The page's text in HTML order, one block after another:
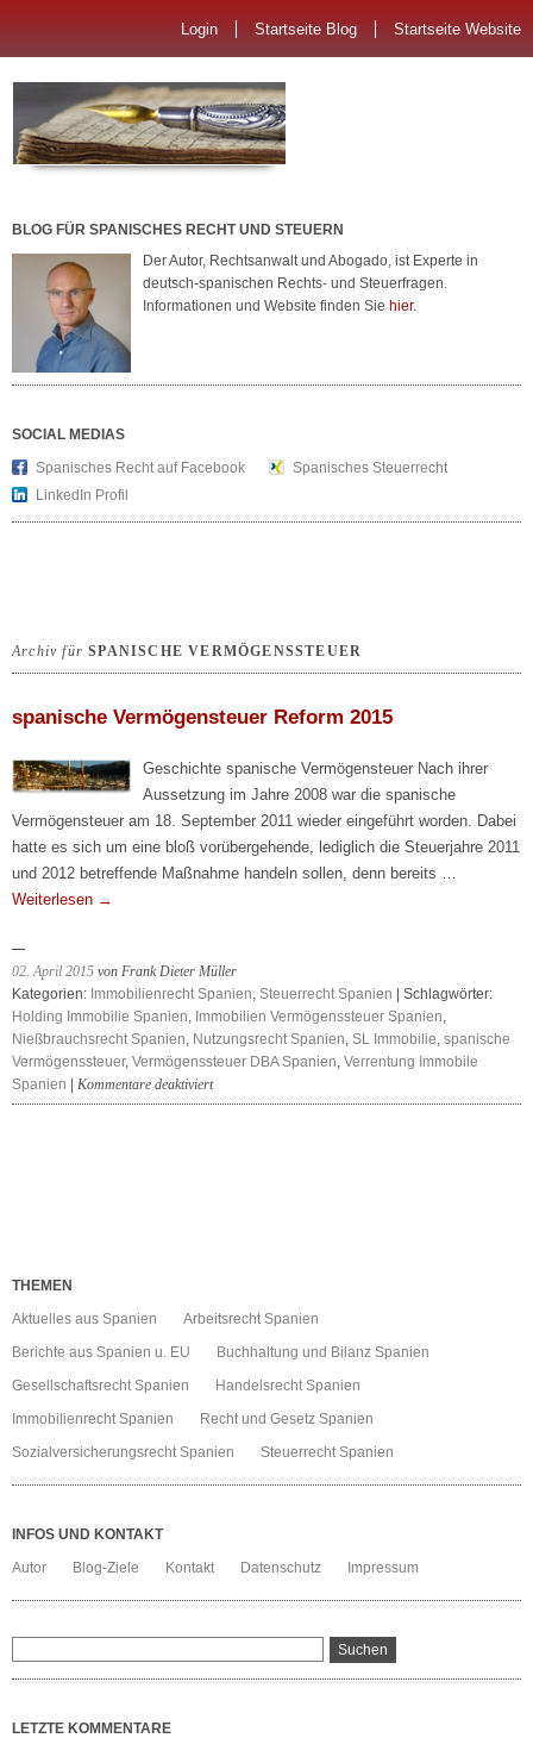
Login Startseite Blog Startseite Website
BLOG FÜR SPANISCHES RECHT UND STEUERN
Der Autor, Rechtsanwalt und Abogado, ist Experte in
deutsch-spanischen Rechts- und Steuerfragen.
Informationen und Website finden Sie hier.
SOCIAL MEDIAS
Spanisches Recht auf Facebook
Spanisches Steuerrecht
LinkedIn Profil
Archiv fürSPANISCHE VERMÖGENSSTEUER
spanische Vermögensteuer Reform 2015
Geschichte spanische Vermögensteuer Nach ihrer
Aussetzung im Jahre 2008 war die spanische
Vermögensteuer am 18. September 2011 wieder eingeführt worden. Dabei
hatte es sich um eine bloß vorübergehende, lediglich die Steuerjahre 2011
und 2012 betreffende Maßnahme handeln sollen, denn bereits …
Weiterlesen →
02. April 2015 von Frank Dieter Müller
Kategorien: Immobilienrecht Spanien, Steuerrecht Spanien | Schlagwörter:
Holding Immobilie Spanien, Immobilien Vermögenssteuer Spanien,
Nießbrauchsrecht Spanien, Nutzungsrecht Spanien, SL Immobilie, spanische
Vermögenssteuer, Vermögenssteuer DBA Spanien, Verrentung Immobile
Spanien
Kommentare deaktiviertfür
spanische
THEMEN
Aktuelles aus Spanien
Arbeitsrecht Spanien
Berichte aus Spanien u. EU
Buchhaltung und Bilanz Spanien
Gesellschaftsrecht Spanien
Handelsrecht Spanien
Immobilienrecht Spanien
Recht und Gesetz Spanien
Sozialversicherungsrecht Spanien
Steuerrecht Spanien
INFOS UND KONTAKT
Autor
Blog-Ziele Kontakt Datenschutz Impressum
LETZTE KOMMENTARE